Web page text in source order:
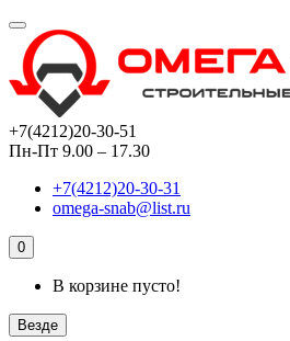
+7(4212)20-30-51
Пн-Пт 9.00 – 17.30
+7(4212)20-30-31
omega-snab@list.ru
0
В корзине пусто!
Везде